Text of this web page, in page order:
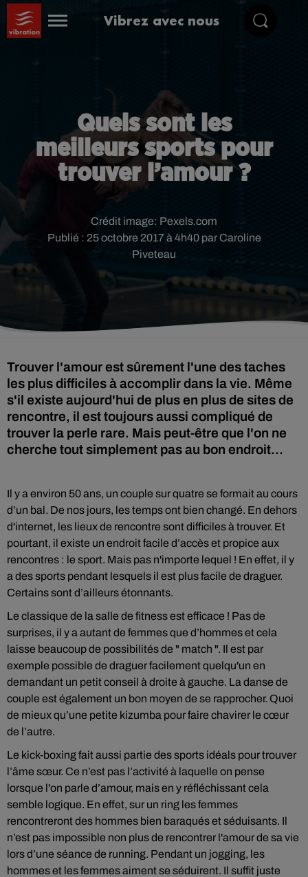
Vibrez avec nous
Quels sont les
meilleurs sports pour
trouver l’amour ?
Publié : 25 octobre 2017 à 4h40 par Caroline
Piveteau
Crédit image: Pexels.com
Trouver l'amour est sûrement l'une des taches
les plus difficiles à accomplir dans la vie. Même
s'il existe aujourd'hui de plus en plus de sites de
rencontre, il est toujours aussi compliqué de
trouver la perle rare. Mais peut-être que l'on ne
cherche tout simplement pas au bon endroit...
Il y a environ 50 ans, un couple sur quatre se formait au cours
d’un bal. De nos jours, les temps ont bien changé. En dehors
d'internet, les lieux de rencontre sont difficiles à trouver. Et
pourtant, il existe un endroit facile d’accès et propice aux
rencontres : le sport. Mais pas n'importe lequel ! En effet, il y
a des sports pendant lesquels il est plus facile de draguer.
Certains sont d’ailleurs étonnants.
Le classique de la salle de fitness est efficace ! Pas de
surprises, il y a autant de femmes que d’hommes et cela
laisse beaucoup de possibilités de " match ". Il est par
exemple possible de draguer facilement quelqu'un en
demandant un petit conseil à droite à gauche. La danse de
couple est également un bon moyen de se rapprocher. Quoi
de mieux qu’une petite kizumba pour faire chavirer le cœur
de l’autre.
Le kick-boxing fait aussi partie des sports idéals pour trouver
l’âme sœur. Ce n’est pas l’activité à laquelle on pense
lorsque l'on parle d’amour, mais en y réfléchissant cela
semble logique. En effet, sur un ring les femmes
rencontreront des hommes bien baraqués et séduisants. Il
n’est pas impossible non plus de rencontrer l'amour de sa vie
lors d’une séance de running. Pendant un jogging, les
hommes et les femmes aiment se séduirent. Il suffit juste